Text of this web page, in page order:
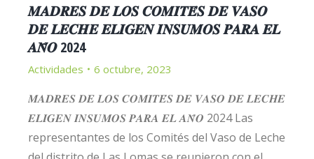
𝑴𝑨𝑫𝑹𝑬𝑺 𝑫𝑬 𝑳𝑶𝑺 𝑪𝑶𝑴𝑰𝑻𝑬́𝑺 𝑫𝑬 𝑽𝑨𝑺𝑶
𝑫𝑬 𝑳𝑬𝑪𝑯𝑬 𝑬𝑳𝑰𝑮𝑬𝑵 𝑰𝑵𝑺𝑼𝑴𝑶𝑺 𝑷𝑨𝑹𝑨 𝑬𝑳
𝑨𝑵̃𝑶 2024
Actividades 6 octubre, 2023
𝑴𝑨𝑫𝑹𝑬𝑺 𝑫𝑬 𝑳𝑶𝑺 𝑪𝑶𝑴𝑰𝑻𝑬́𝑺 𝑫𝑬 𝑽𝑨𝑺𝑶 𝑫𝑬 𝑳𝑬𝑪𝑯𝑬
𝑬𝑳𝑰𝑮𝑬𝑵 𝑰𝑵𝑺𝑼𝑴𝑶𝑺 𝑷𝑨𝑹𝑨 𝑬𝑳 𝑨𝑵̃𝑶 2024 Las
representantes de los Comités del Vaso de Leche